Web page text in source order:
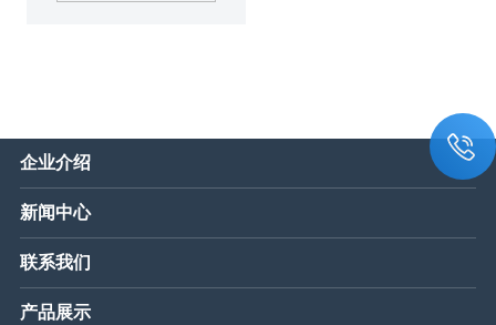
企业介绍
新闻中心
联系我们
产品展示